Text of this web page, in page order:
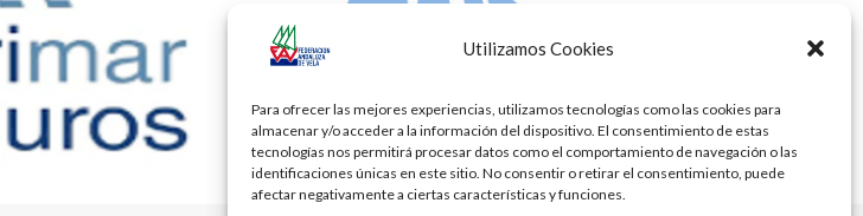
Utilizamos Cookies
Para ofrecer las mejores experiencias, utilizamos tecnologías como las cookies para
almacenar y/o acceder a la información del dispositivo. El consentimiento de estas
tecnologías nos permitirá procesar datos como el comportamiento de navegación o las
identificaciones únicas en este sitio. No consentir o retirar el consentimiento, puede
afectar negativamente a ciertas características y funciones.